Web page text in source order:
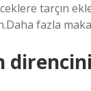
tarçın
fazla